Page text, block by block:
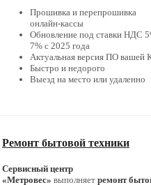
Прошивка и перепрошивка
онлайн-кассы
Обновление под ставки НДС
7% с 2025 года
Актуальная версия ПО вашей
Быстро и недорого
Выезд на место или удаленно
Ремонт бытовой техники
Сервисный центр
«Метровес» выполняет ремонт